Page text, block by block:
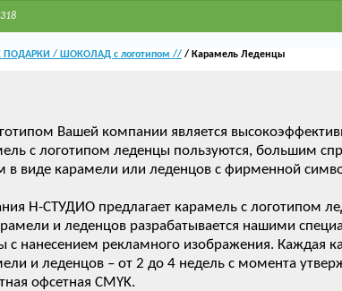
/ ШОКОЛАД с логотипом // / Карамель Леденцы
Вашей компании является
с логотипом леденцы пользуются, большим
виде карамели или леденцов с фирменной
Н-СТУДИО предлагает карамель с логотипом
и леденцов разрабатывается нашими
нанесением рекламного изображения. Каждая
и леденцов – от 2 до 4 недель с момента
офсетная CMYK.